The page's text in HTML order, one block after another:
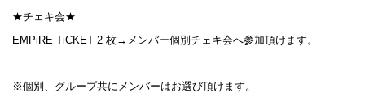
★チェキ会★
EMPiRE TiCKET 2 枚→メンバー個別チェキ会へ参加頂けます。
※個別、グループ共にメンバーはお選び頂けます。